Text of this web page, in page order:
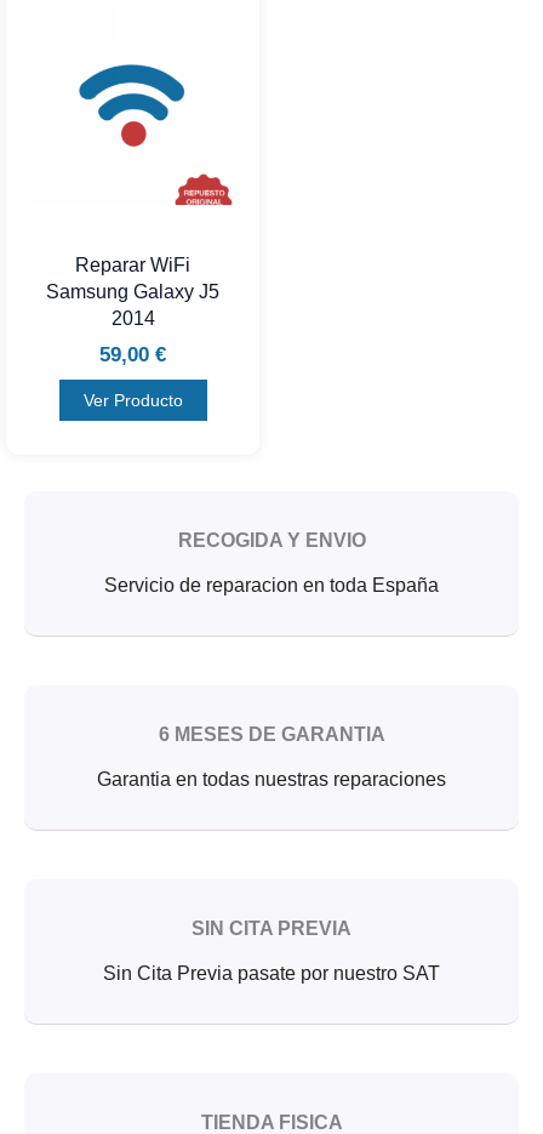
Reparar WiFi
Samsung Galaxy J5
2014
59,00 €
Ver Producto
RECOGIDA Y ENVIO
Servicio de reparacion en toda España
6 MESES DE GARANTIA
Garantia en todas nuestras reparaciones
SIN CITA PREVIA
Sin Cita Previa pasate por nuestro SAT
TIENDA FISICA